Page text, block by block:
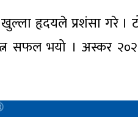
हृदयले प्रशंसा गरे ।
सफल भयो । अस्कर